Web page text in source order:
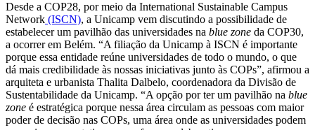
Desde a COP28, por meio da International Sustainable Campus
Network (ISCN), a Unicamp vem discutindo a possibilidade de
estabelecer um pavilhão das universidades na blue zone da COP30,
a ocorrer em Belém. “A filiação da Unicamp à ISCN é importante
porque essa entidade reúne universidades de todo o mundo, o que
dá mais credibilidade às nossas iniciativas junto às COPs”, afirmou a
arquiteta e urbanista Thalita Dalbelo, coordenadora da Divisão de
Sustentabilidade da Unicamp. “A opção por ter um pavilhão na blue
zone é estratégica porque nessa área circulam as pessoas com maior
poder de decisão nas COPs, uma área onde as universidades podem